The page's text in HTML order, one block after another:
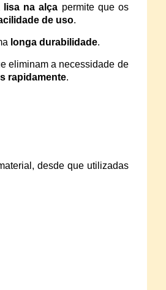
lisa na alça permite que os
de uso.
longa durabilidade.
eliminam a necessidade de
rapidamente.
desde que utilizadas